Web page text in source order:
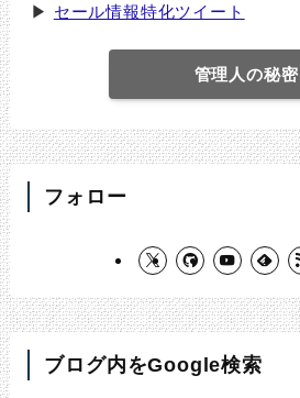
▶ セール情報特化ツイート
管理人の秘密
フォロー
ブログ内をGoogle検索